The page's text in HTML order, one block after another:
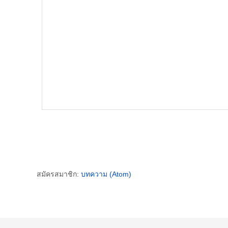
สมัครสมาชิก: บทความ (Atom)